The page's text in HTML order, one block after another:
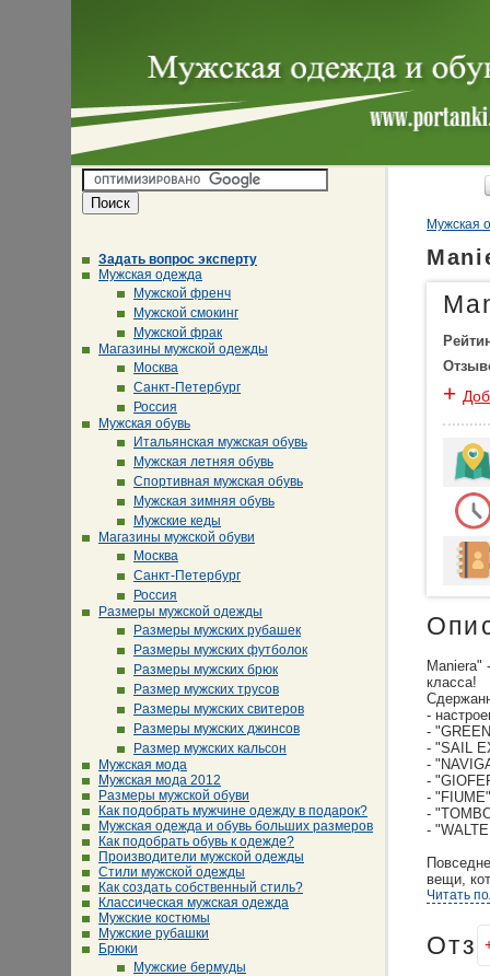
Задать вопрос эксперту
Мужская одежда
Мужской френч
Мужской смокинг
Мужской фрак
Магазины мужской одежды
Москва
Санкт-Петербург
Россия
Мужская обувь
Итальянская мужская обувь
Мужская летняя обувь
Спортивная мужская обувь
Мужская зимняя обувь
Мужские кеды
Магазины мужской обуви
Москва
Санкт-Петербург
Россия
Размеры мужской одежды
Размеры мужских рубашек
Размеры мужских футболок
Размеры мужских брюк
Размер мужских трусов
Размеры мужских свитеров
Размеры мужских джинсов
Размер мужских кальсон
Мужская мода
Мужская мода 2012
Размеры мужской обуви
Как подобрать мужчине одежду в подарок?
Мужская одежда и обувь больших размеров
Как подобрать обувь к одежде?
Производители мужской одежды
Стили мужской одежды
Как создать собственный стиль?
Классическая мужская одежда
Мужские костюмы
Мужские рубашки
Брюки
Мужские бермуды
Мужская
+
Maniera"
класса!
-
-
- "SAIL
-
-
- "FIUME"
-
-
вещи,
Читать